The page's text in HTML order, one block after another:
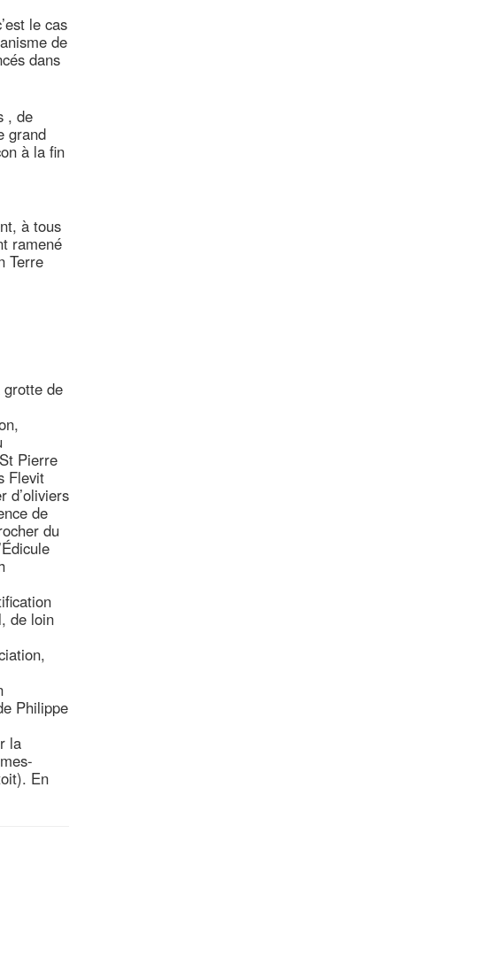
le cas
de
dans
, de
grand
à la fin
à tous
ramené
Terre
de
Pierre
Flevit
d’oliviers
de
du
de loin
Philippe
la
En